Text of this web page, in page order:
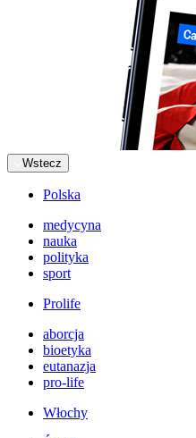
Wstecz
Polska
medycyna
nauka
polityka
sport
Prolife
aborcja
bioetyka
eutanazja
pro-life
Włochy